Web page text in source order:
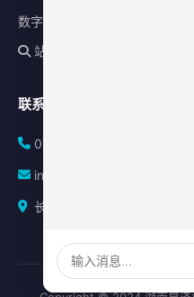
数字化平台
站内搜索
联系方式
0731-84010225
info@sonz.cn
长沙县泉塘街道新长海广场